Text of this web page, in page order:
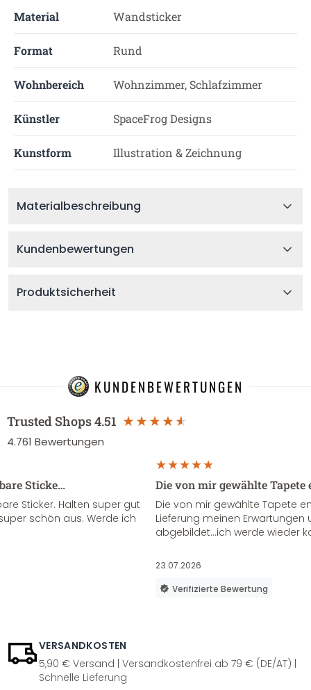
Material Wandsticker
Format Rund
Wohnbereich Wohnzimmer, Schlafzimmer
Künstler SpaceFrog Designs
Kunstform Illustration & Zeichnung
Materialbeschreibung
Kundenbewertungen
Produktsicherheit
KUNDENBEWERTUNGEN
Trusted Shops4.51
4.761 Bewertungen
Sticke…
Sticker. Halten super gut
schön aus. Werde ich
Die von mir gewählte
Die von mir gewählte Tapete
Lieferung meinen Erwartungen
abgebildet...ich werde wieder
23.07.2026
Verifizierte Bewertung
VERSANDKOSTEN
5,90 € Versand | Versandkostenfrei ab 79 € (DE/AT) |
Schnelle Lieferung